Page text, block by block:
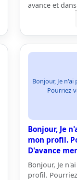
avance et
Bonjour, Je
Pourriez-
Bonjour, Je
mon profil.
D'avance
Bonjour, Je
profil.